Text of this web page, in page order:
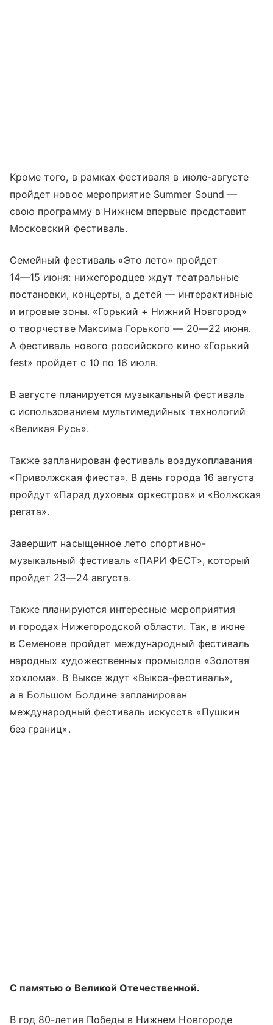
Кроме того, в рамках фестиваля в июле-августе
пройдет новое мероприятие Summer Sound —
свою программу в Нижнем впервые представит
Московский фестиваль.
Семейный фестиваль «Это лето» пройдет
14—15 июня: нижегородцев ждут театральные
постановки, концерты, а детей — интерактивные
и игровые зоны. «Горький + Нижний Новгород»
о творчестве Максима Горького — 20—22 июня.
А фестиваль нового российского кино «Горький
fest» пройдет с 10 по 16 июля.
В августе планируется музыкальный фестиваль
с использованием мультимедийных технологий
«Великая Русь».
Также запланирован фестиваль воздухоплавания
«Приволжская фиеста». В день города 16 августа
пройдут «Парад духовых оркестров» и «Волжская
регата».
Завершит насыщенное лето спортивно-
музыкальный фестиваль «ПАРИ ФЕСТ», который
пройдет 23—24 августа.
Также планируются интересные мероприятия
и городах Нижегородской области. Так, в июне
в Семенове пройдет международный фестиваль
народных художественных промыслов «Золотая
хохлома». В Выксе ждут «Выкса-фестиваль»,
а в Большом Болдине запланирован
международный фестиваль искусств «Пушкин
без границ».
С памятью о Великой Отечественной.
В год 80-летия Победы в Нижнем Новгороде